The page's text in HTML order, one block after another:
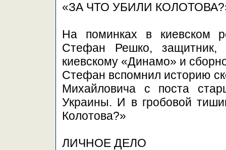
«ЗА ЧТО УБИЛИ
На поминках в киевском
Стефан Решко, защитник,
киевскому «Динамо» и
Стефан вспомнил историю
Михайловича с поста
Украины. И в гробовой
Колотова?»
ЛИЧНОЕ ДЕЛО